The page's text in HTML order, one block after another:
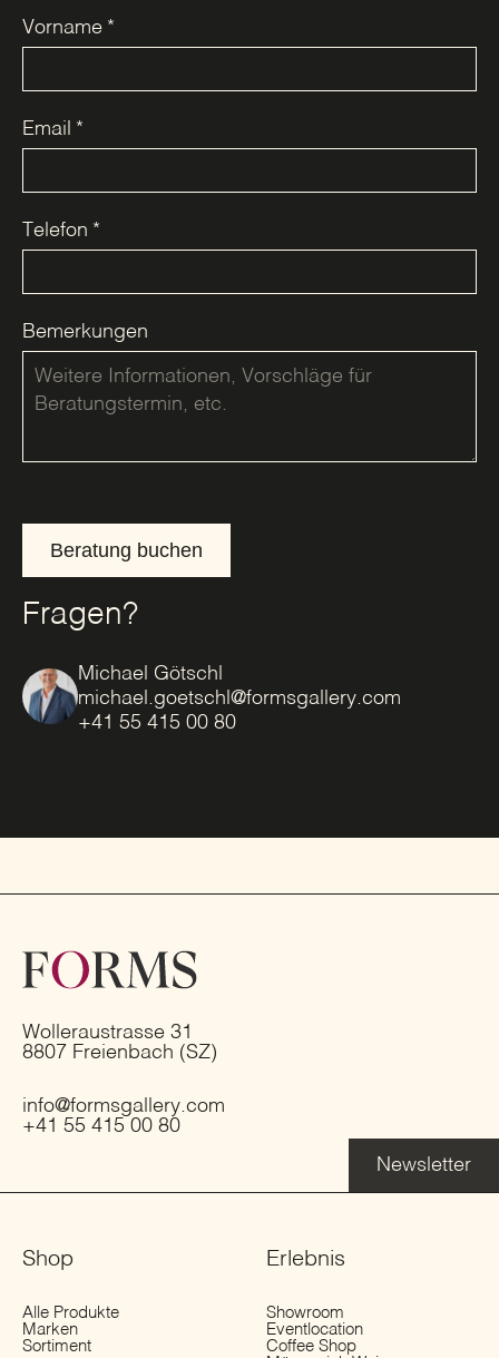
Vorname *
Email *
Telefon *
Bemerkungen
Beratung buchen
Fragen?
Michael Götschl
michael.goetschl@formsgallery.com
+41 55 415 00 80
Wolleraustrasse 31
8807 Freienbach (SZ)
info@formsgallery.com
+41 55 415 00 80
Newsletter
Shop
Alle Produkte
Marken
Sortiment
Erlebnis
Showroom
Eventlocation
Coffee Shop